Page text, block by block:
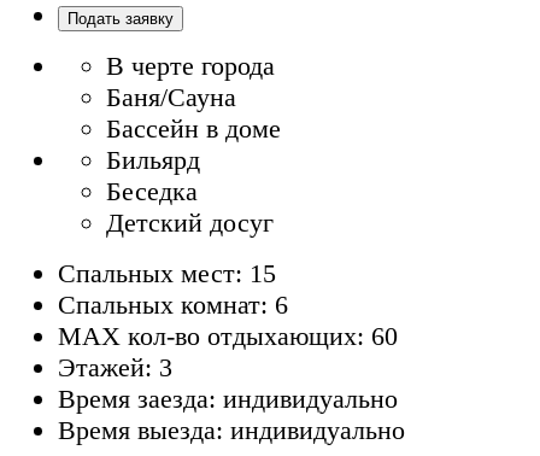
Подать заявку
В черте города
Баня/Сауна
Бассейн в доме
Бильярд
Беседка
Детский досуг
Спальных мест: 15
Спальных комнат: 6
MAX кол-во отдыхающих: 60
Этажей: 3
Время заезда: индивидуально
Время выезда: индивидуально